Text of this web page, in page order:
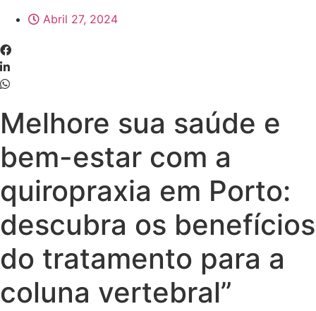
Abril 27, 2024
Melhore sua saúde e
bem-estar com a
quiropraxia em Porto:
descubra os benefícios
do tratamento para a
coluna vertebral”